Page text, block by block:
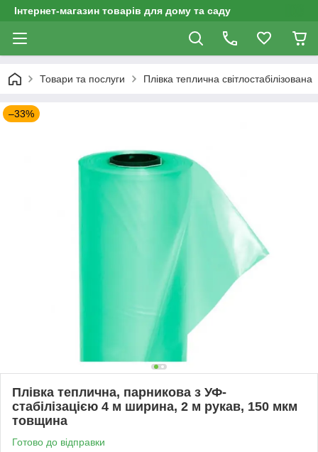
Інтернет-магазин товарів для дому та саду
Товари та послуги Плівка теплична світлостабілізована
–33%
Плівка теплична, парникова з УФ-
стабілізацією 4 м ширина, 2 м рукав, 150 мкм
товщина
Готово до відправки